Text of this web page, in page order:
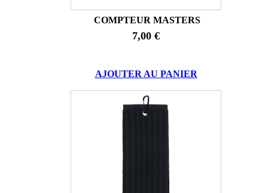
COMPTEUR MASTERS
7,00 €
AJOUTER AU PANIER